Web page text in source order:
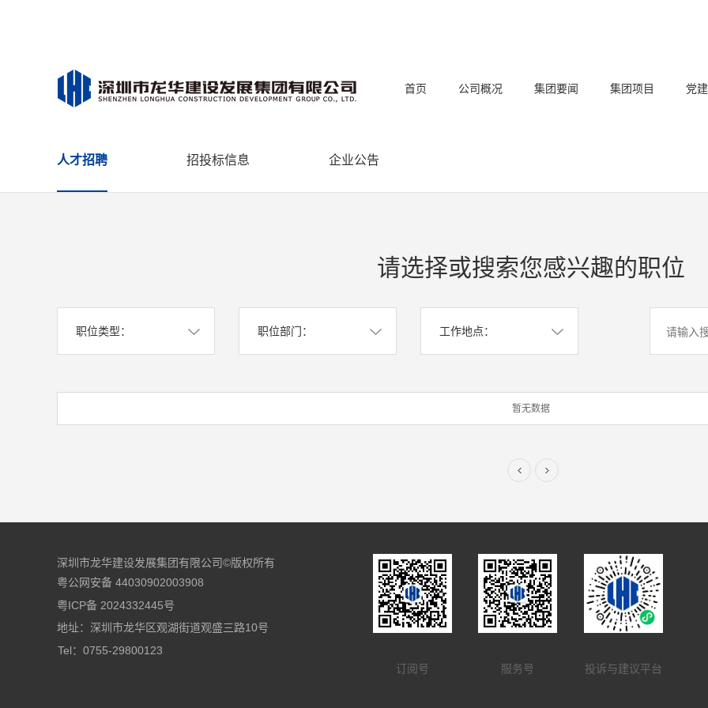
首页 公司概况 集团要闻 集团项目 党
人才招聘 招投标信息 企业公告
请选择或搜索您感兴趣的职位
职位类型： 职位部门： 工作地点：
暂无数据
深圳市龙华建设发展集团有限公司©版权所有
粤公网安备 44030902003908
粤ICP备 2024332445号
地址：深圳市龙华区观湖街道观盛三路10号
Tel：0755-29800123
订阅号
服务号 投诉与建议平台